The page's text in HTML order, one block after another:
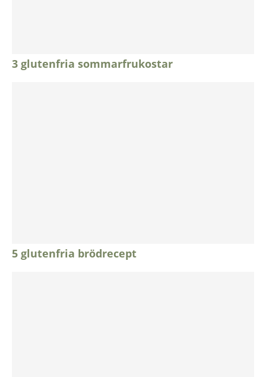
3 glutenfria sommarfrukostar
5 glutenfria brödrecept